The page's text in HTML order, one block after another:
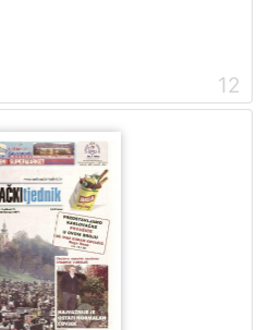
12